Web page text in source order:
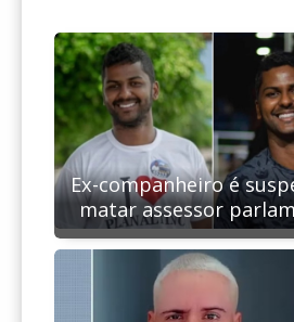
Ex-companheiro é
matar assessor